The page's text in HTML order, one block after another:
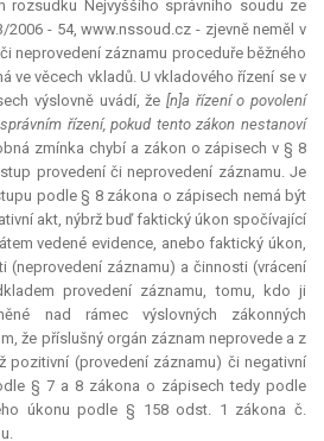
rozsudku Nejvyššího správního soudu ze
2006 - 54, www.nssoud.cz - zjevně neměl v
neprovedení záznamu proceduře běžného
ve věcech vkladů. U vkladového řízení se v
výslovně uvádí, že [n]a řízení o povolení
řízení, pokud tento zákon nestanoví
zmínka chybí a zákon o zápisech v § 8
provedení či neprovedení záznamu. Je
podle § 8 zákona o zápisech nemá být
akt, nýbrž buď faktický úkon spočívající
vedené evidence, anebo faktický úkon,
(neprovedení záznamu) a činnosti (vrácení
provedení záznamu, tomu, kdo ji
nad rámec výslovných zákonných
že příslušný orgán záznam neprovede a z
pozitivní (provedení záznamu) či negativní
§ 7 a 8 zákona o zápisech tedy podle
úkonu podle § 158 odst. 1 zákona č.